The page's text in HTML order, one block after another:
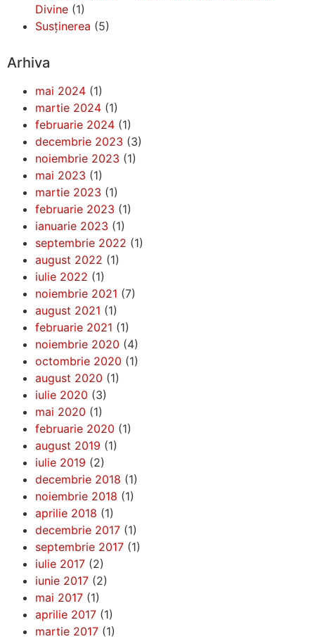
Divine (1)
Susținerea (5)
Arhiva
mai 2024 (1)
martie 2024 (1)
februarie 2024 (1)
decembrie 2023 (3)
noiembrie 2023 (1)
mai 2023 (1)
martie 2023 (1)
februarie 2023 (1)
ianuarie 2023 (1)
septembrie 2022 (1)
august 2022 (1)
iulie 2022 (1)
noiembrie 2021 (7)
august 2021 (1)
februarie 2021 (1)
noiembrie 2020 (4)
octombrie 2020 (1)
august 2020 (1)
iulie 2020 (3)
mai 2020 (1)
februarie 2020 (1)
august 2019 (1)
iulie 2019 (2)
decembrie 2018 (1)
noiembrie 2018 (1)
aprilie 2018 (1)
decembrie 2017 (1)
septembrie 2017 (1)
iulie 2017 (2)
iunie 2017 (2)
mai 2017 (1)
aprilie 2017 (1)
martie 2017 (1)